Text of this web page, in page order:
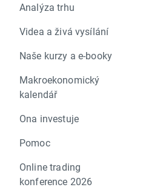
Analýza trhu
Videa a živá vysílání
Naše kurzy a e-booky
Makroekonomický
kalendář
Ona investuje
Pomoc
Online trading
konference 2026